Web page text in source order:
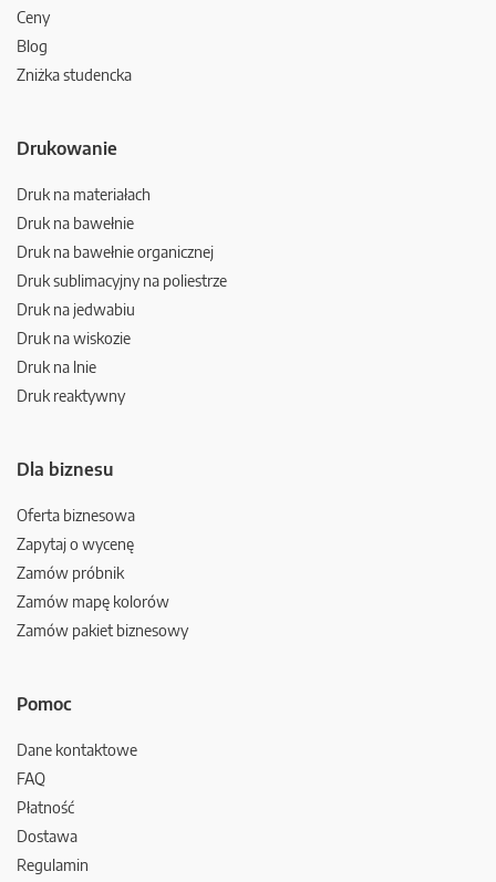
Ceny
Blog
Zniżka studencka
Drukowanie
Druk na materiałach
Druk na bawełnie
Druk na bawełnie organicznej
Druk sublimacyjny na poliestrze
Druk na jedwabiu
Druk na wiskozie
Druk na lnie
Druk reaktywny
Dla biznesu
Oferta biznesowa
Zapytaj o wycenę
Zamów próbnik
Zamów mapę kolorów
Zamów pakiet biznesowy
Pomoc
Dane kontaktowe
FAQ
Płatność
Dostawa
Regulamin